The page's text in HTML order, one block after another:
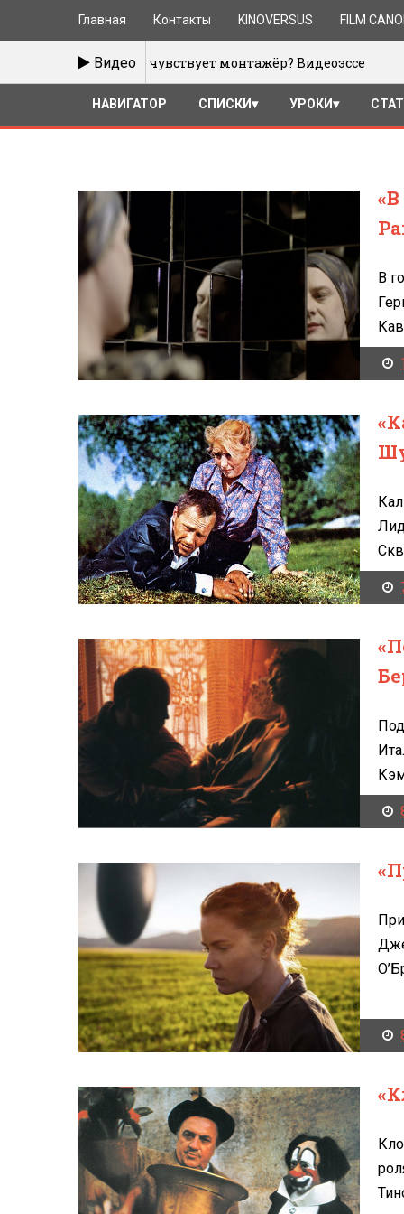
Главная Контакты KINOVERSUS FILM
Видео
и чувствует монтажёр? Видеоэссе 16/02/
НАВИГАТОР СПИСКИ УРОКИ
В